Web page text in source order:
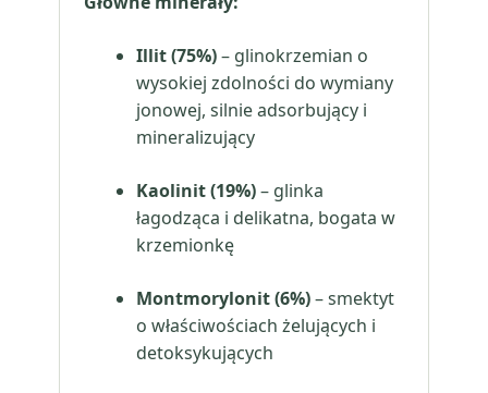
Illit (75%)– glinokrzemian o
wysokiej zdolności do wymiany
jonowej, silnie adsorbujący i
mineralizujący
Kaolinit (19%)– glinka
łagodząca i delikatna, bogata w
krzemionkę
Montmorylonit (6%)– smektyt
o właściwościach żelujących i
detoksykujących